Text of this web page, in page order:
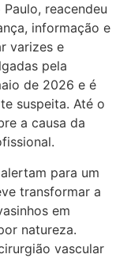
reacendeu
informação e
varizes e
pela
de 2026 e é
suspeita. Até o
a causa da
para um
transformar a
em
natureza.
vascular